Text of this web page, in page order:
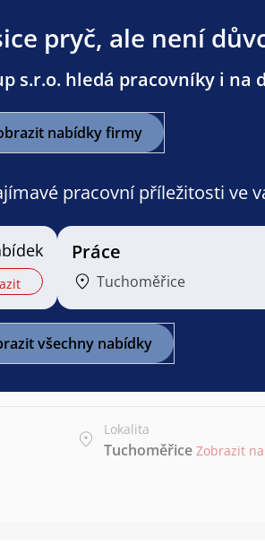
pryč, ale není
s.r.o. hledá pracovníky i na
nabídky firmy
pracovní příležitosti ve
Práce
Tuchoměřice
všechny nabídky
Lokalita
Tuchoměřice Zobrazit